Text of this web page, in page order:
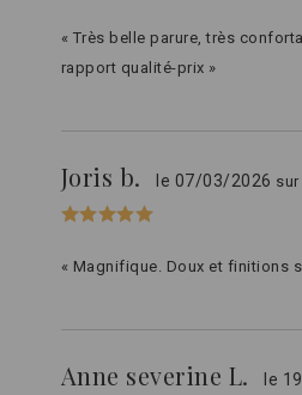
« Très belle parure, très
rapport qualité-prix »
Joris b. le 07/03/2026
« Magnifique. Doux et finitions
Anne severine L. le